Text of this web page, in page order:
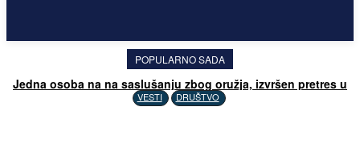
POPULARNO SADA
Jedna osoba na na saslušanju zbog oružja, izvršen pretres u
Drenu
VESTI DRUŠTVO